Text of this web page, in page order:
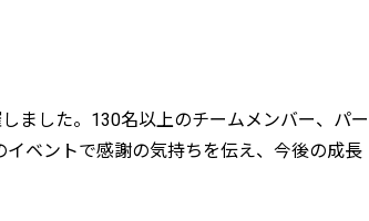
ました。130名以上のチームメンバー、パー
ベントで感謝の気持ちを伝え、今後の成長